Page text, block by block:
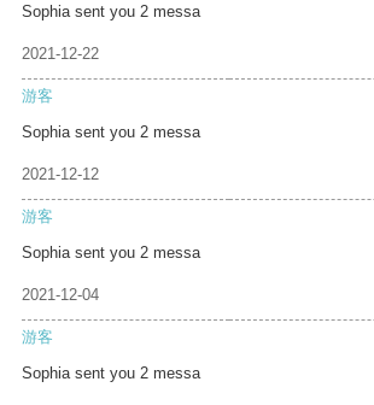
Sophia sent you 2 messa
2021-12-22
游客
Sophia sent you 2 messa
2021-12-12
游客
Sophia sent you 2 messa
2021-12-04
游客
Sophia sent you 2 messa